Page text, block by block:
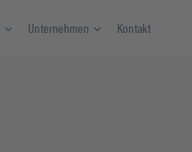
Unternehmen Kontakt